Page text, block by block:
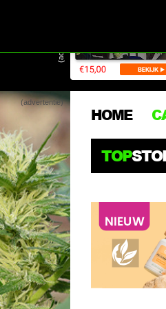
(advertentie)
(advertentie)
HOME
TOP
AI-KWEEKROBOT SPYDER